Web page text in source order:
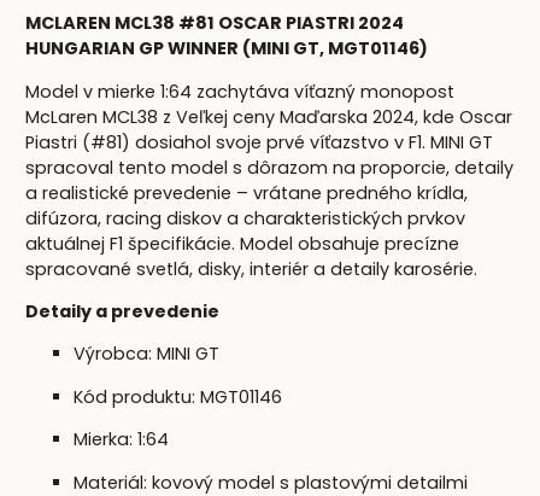
MCLAREN MCL38 #81 OSCAR PIASTRI 2024
HUNGARIAN GP WINNER (MINI GT, MGT01146)
Model v mierke 1:64 zachytáva víťazný monopost
McLaren MCL38 z Veľkej ceny Maďarska 2024, kde Oscar
Piastri (#81) dosiahol svoje prvé víťazstvo v F1. MINI GT
spracoval tento model s dôrazom na proporcie, detaily
a realistické prevedenie – vrátane predného krídla,
difúzora, racing diskov a charakteristických prvkov
aktuálnej F1 špecifikácie. Model obsahuje precízne
spracované svetlá, disky, interiér a detaily karosérie.
Detaily a prevedenie
Výrobca: MINI GT
Kód produktu: MGT01146
Mierka: 1:64
Materiál: kovový model s plastovými detailmi